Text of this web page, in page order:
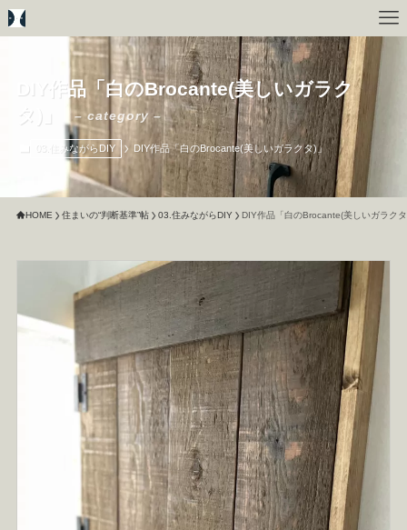
DIY作品「白のBrocante(美しいガラク
タ)」
– category –
03.住みながらDIY DIY作品「白のBrocante(美しいガラクタ)」
HOME 住まいの“判断基準”帖 03.住みながらDIY DIY作品「白のBrocante(美しいガラク